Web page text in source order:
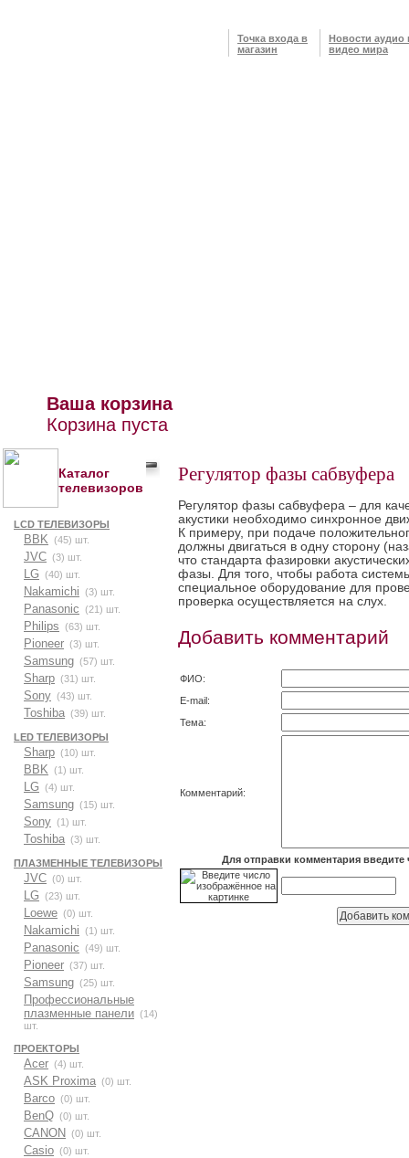
Точка входа в
магазин
Новости аудио
видео мира
Ваша корзина
Корзина пуста
Каталог
телевизоров
LCD ТЕЛЕВИЗОРЫ
BBK (45) шт.
JVC (3) шт.
LG (40) шт.
Nakamichi (3) шт.
Panasonic (21) шт.
Philips (63) шт.
Pioneer (3) шт.
Samsung (57) шт.
Sharp (31) шт.
Sony (43) шт.
Toshiba (39) шт.
LED ТЕЛЕВИЗОРЫ
Sharp (10) шт.
BBK (1) шт.
LG (4) шт.
Samsung (15) шт.
Sony (1) шт.
Toshiba (3) шт.
ПЛАЗМЕННЫЕ ТЕЛЕВИЗОРЫ
JVC (0) шт.
LG (23) шт.
Loewe (0) шт.
Nakamichi (1) шт.
Panasonic (49) шт.
Pioneer (37) шт.
Samsung (25) шт.
Профессиональные
плазменные панели (14)
шт.
ПРОЕКТОРЫ
Acer (4) шт.
ASK Proxima (0) шт.
Barco (0) шт.
BenQ (0) шт.
CANON (0) шт.
Casio (0) шт.
Регулятор фазы сабвуфера
Регулятор фазы сабвуфера – для
акустики необходимо синхронное
К примеру, при подаче
должны двигаться в одну сторону (
что стандарта фазировки
фазы. Для того, чтобы работа
специальное оборудование для
проверка осуществляется на слух.
Добавить комментарий
ФИО:
E-mail:
Тема:
Комментарий:
Для отправки комментария введите